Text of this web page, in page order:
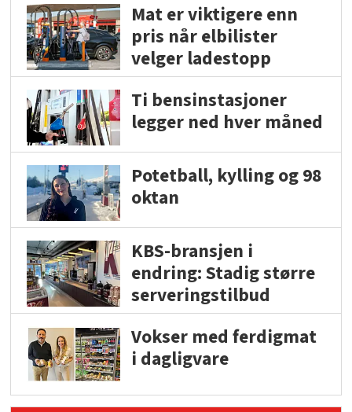
Mat er viktigere enn
pris når elbilister
velger ladestopp
Ti bensinstasjoner
legger ned hver måned
Potetball, kylling og 98
oktan
KBS-bransjen i
endring: Stadig større
serveringstilbud
Vokser med ferdigmat
i dagligvare